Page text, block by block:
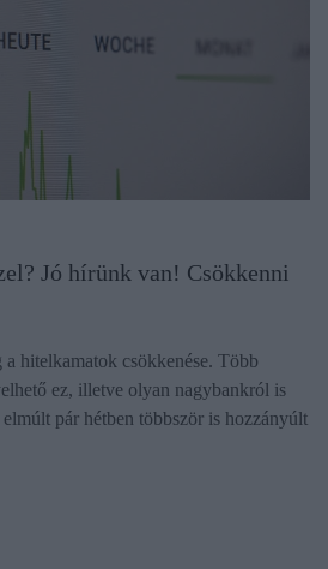
Jó hírünk van! Csökkenni
hitelkamatok csökkenése. Több
ez, illetve olyan nagybankról is
pár hétben többször is hozzányúlt